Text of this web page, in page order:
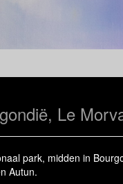
Le
park, midden in
Autun.